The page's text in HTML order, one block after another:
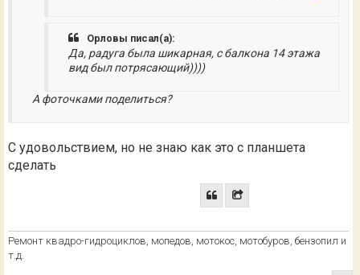
Орловы писал(а):
Да, радуга была шикарная, с балкона 14 этажа
вид был потрясающий))))
А фоточками поделиться?
С удовольствием, но не знаю как это с планшета
сделать
Ремонт квадро-гидроциклов, мопедов, мотокос, мотобуров, бензопил и
т.д.